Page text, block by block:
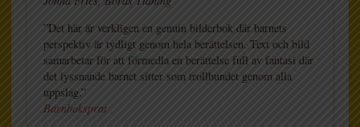
”Det här är verkligen en genuin bilderbok där barnets
perspektiv är tydligt genom hela berättelsen. Text och bild
samarbetar för att förmedla en berättelse full av fantasi där
det lyssnande barnet sitter som trollbundet genom alla
uppslag.”
Barnboksprat